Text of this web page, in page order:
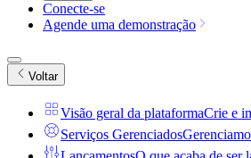
Conecte-se
Agende uma demonstração
Voltar
Visão geral da plataformaCrie e
Serviços Gerenciados